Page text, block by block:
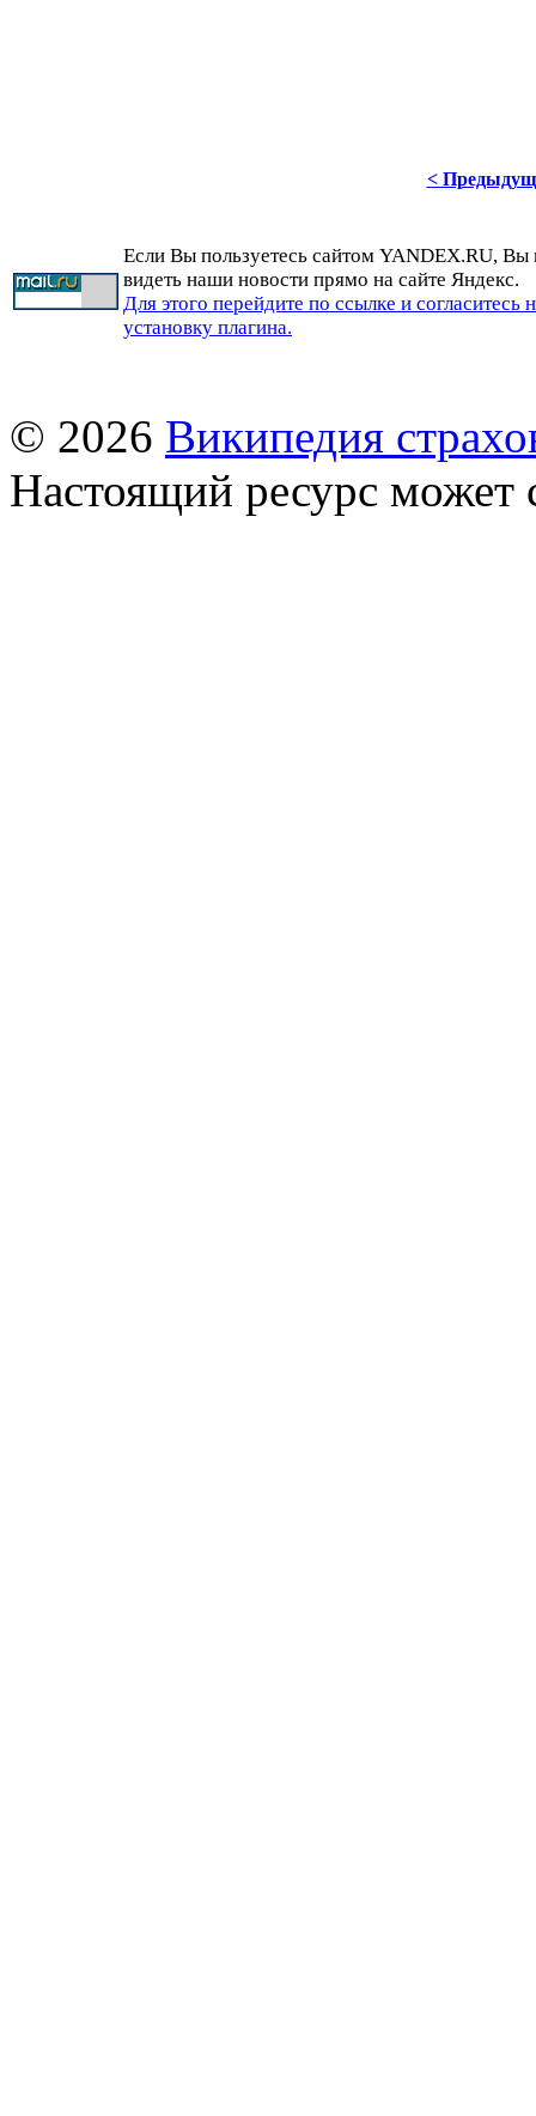
<
Если Вы пользуетесь сайтом YANDEX.RU, Вы
видеть наши новости прямо на сайте Яндекс.
Для этого перейдите по ссылке и согласитесь
установку плагина.
© 2026 Википедия
Настоящий ресурс может